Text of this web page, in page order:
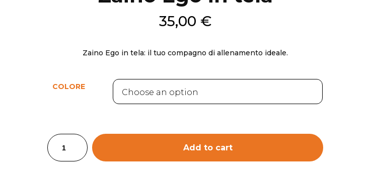
35,00 €
Zaino Ego in tela: il tuo compagno di allenamento ideale.
COLORE
Add to cart